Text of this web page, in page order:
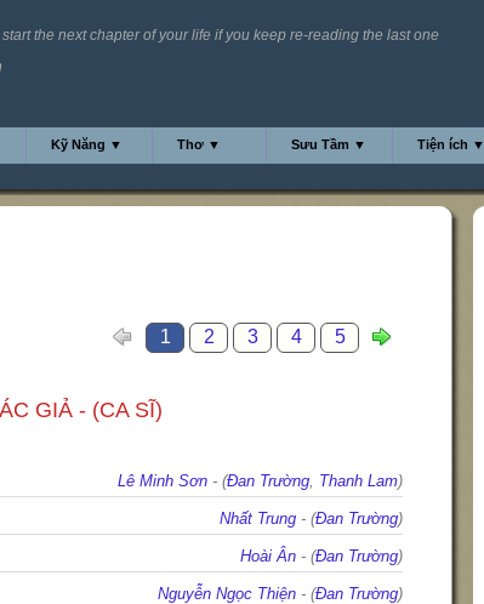
start the next chapter of your life if you keep re-reading the last one
Kỹ Năng ▼ Thơ ▼ Sưu Tầm ▼ Tiện ích ▼
1 2 3 4 5
GIẢ - (CA SĨ)
Lê Minh Sơn - (Đan Trường, Thanh Lam)
Nhất Trung - (Đan Trường)
Hoài Ân - (Đan Trường)
Nguyễn Ngọc Thiện - (Đan Trường)